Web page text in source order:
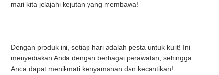
PRIVASI
mari kita jelajahi kejutan yang membawa!
Dengan produk ini, setiap hari adalah pesta untuk kulit! Ini
menyediakan Anda dengan berbagai perawatan, sehingga
Anda dapat menikmati kenyamanan dan kecantikan!